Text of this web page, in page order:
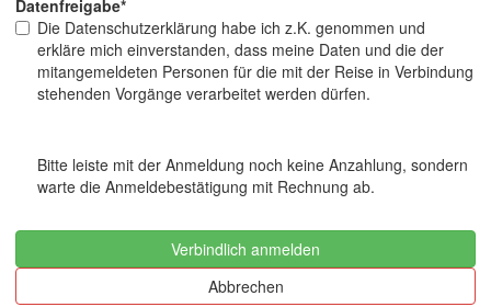
Datenfreigabe*
Die Datenschutzerklärung habe ich z.K. genommen und
erkläre mich einverstanden, dass meine Daten und die der
mitangemeldeten Personen für die mit der Reise in Verbindung
stehenden Vorgänge verarbeitet werden dürfen.
Bitte leiste mit der Anmeldung noch keine Anzahlung, sondern
warte die Anmeldebestätigung mit Rechnung ab.
Verbindlich anmelden
Abbrechen